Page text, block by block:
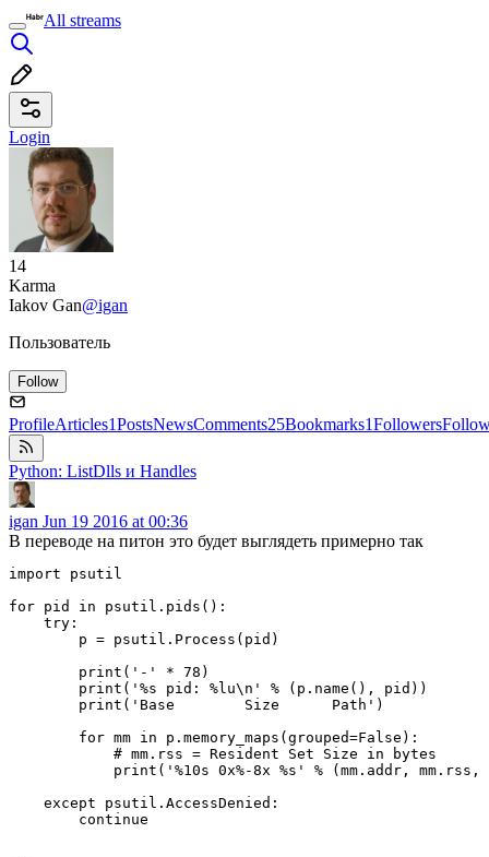
All streams
Login
14
Karma
Iakov Gan@igan
Пользователь
Follow
ProfileArticles1PostsNewsComments25Bookmarks1Followers
Python: ListDlls и Handles
igan Jun 19 2016 at 00:36
В переводе на питон это будет выглядеть примерно так
import psutil
for pid in psutil.pids():
    try:
        p = psutil.Process(pid)
        print('-' * 78)
        print('%s pid: %lu\n' % (p.name(), pid))
        print('Base        Size      Path')
        for mm in p.memory_maps(grouped=False):
            # mm.rss = Resident Set Size in bytes
print('%10s 0x%-8x %s' % (mm.addr, mm.rss,
    except psutil.AccessDenied:
        continue